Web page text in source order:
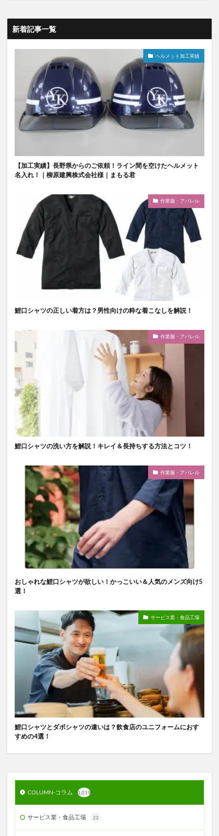
新着記事一覧
ヘルメット加工実績
【加工実績】長野県からのご依頼！ライン間を空けたヘルメット
名入れ！｜柳原建興株式会社様｜まもる君
作業服・アパレル
鯉口シャツの正しい着方は？男性向けの粋な着こなしを解説！
作業服・アパレル
鯉口シャツの洗い方を解説！キレイ＆長持ちする方法とコツ！
作業服・アパレル
おしゃれな鯉口シャツが欲しい！かっこいい＆人気のメンズ向け5
選！
サービス業・食品工場
鯉口シャツとダボシャツの違いは？飲食店のユニフォームにおす
すめの4選！
COLUMN-コラム 1,019
サービス業・食品工場 22